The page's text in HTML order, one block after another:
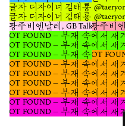
reassigning value to discarded or
tickets, and notices. They
materiality of paper and
certain records are classified as
They later worked as a book
Ahngraphics.[10]
They were particularly
beyond the editing and design
on parent sheet sizes, imposition
across fragmented sources, they
reference table and a paper order
andPaper Order Calculator [12]
글자 디자이너 김태룡
글자 디자이너 김태룡
광주비엔날레, GB Talk Poster &
2025, 광주비엔
FOUND – 부재 속에서 새
FOUND – 부재 속에서 새
FOUND – 부재 속에서 새
404 NOT
FOUND – 부재 속에서 새겨
FOUND – 부재 속에서 새겨
FOUND – 부재 속에서 새겨
FOUND – 부재 속에서 새겨
FOUND – 부재 속에서 새겨
FOUND – 부재 속에서 새겨
FOUND – 부재 속에서 새겨
Baton Relay